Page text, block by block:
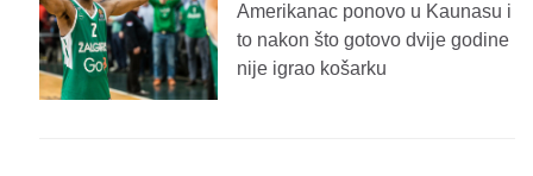
Amerikanac ponovo u Kaunasu i
to nakon što gotovo dvije godine
nije igrao košarku